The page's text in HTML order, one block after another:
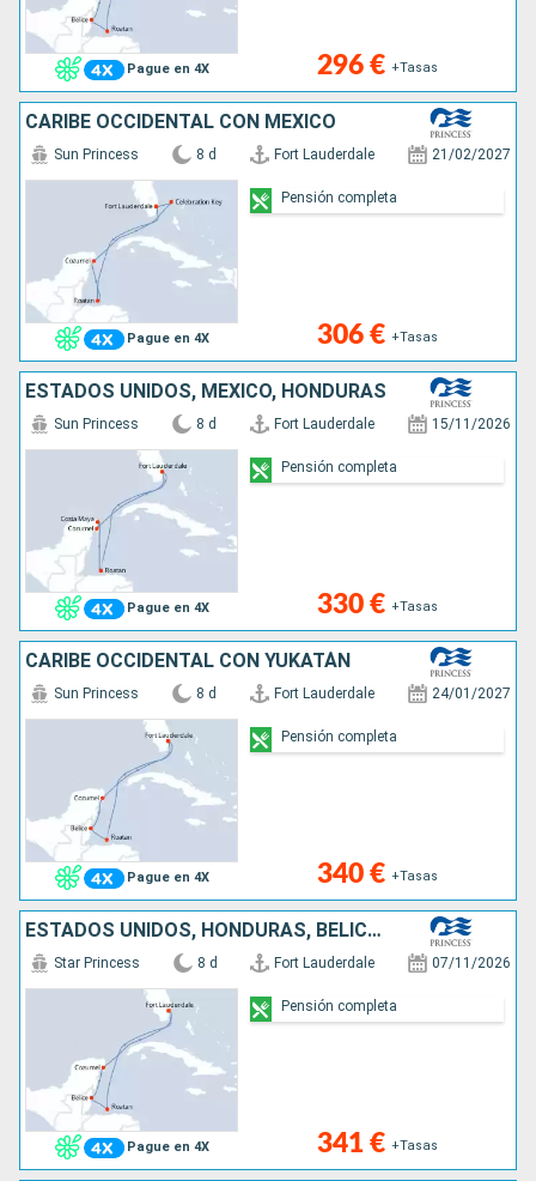
Pague en 4X 296 € +Tasas
CARIBE OCCIDENTAL CON MÉXICO
Pague en 4X
Sun Princess 8 d Fort Lauderdale 21/02/2027
306 € +Tasas
Pensión completa
ESTADOS UNIDOS, MÉXICO, HONDURAS
Pague en 4X
Sun Princess 8 d Fort Lauderdale 15/11/2026
330 € +Tasas
Pensión completa
CARIBE OCCIDENTAL CON YUKATÁN
Pague en 4X
Sun Princess 8 d Fort Lauderdale 24/01/2027
340 € +Tasas
Pensión completa
ESTADOS UNIDOS, HONDURAS, BELICE, MÉXICO
Pague en 4X
Star Princess 8 d Fort Lauderdale 07/11/2026
341 € +Tasas
Pensión completa